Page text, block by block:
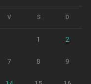
V S D
1 2
7 8 9